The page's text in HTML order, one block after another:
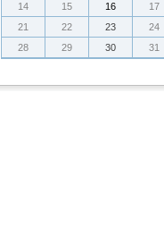
14
15 16 17
21
22 23 24
28
29 30 31